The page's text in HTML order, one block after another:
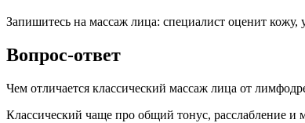
Запишитесь на массаж лица: специалист оценит кожу,
Вопрос-ответ
Чем отличается классический массаж лица от
Классический чаще про общий тонус, расслабление